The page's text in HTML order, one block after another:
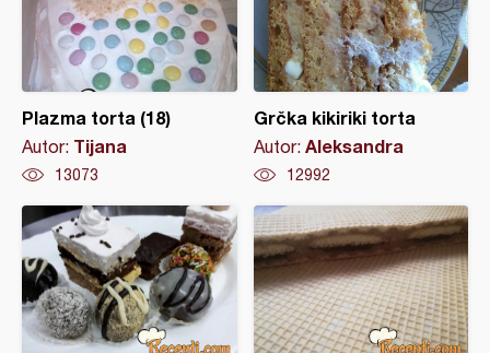
Plazma torta (18)
Autor: Tijana
13073
Grčka kikiriki torta
Autor: Aleksandra
12992